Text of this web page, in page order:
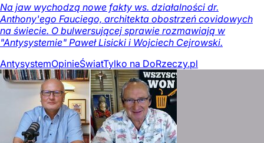
Na jaw wychodzą nowe fakty ws. działalności dr.
Anthony'ego Fauciego, architekta obostrzeń covidowych
na świecie. O bulwersującej sprawie rozmawiają w
"Antysystemie" Paweł Lisicki i Wojciech Cejrowski.
AntysystemOpinieŚwiatTylko na DoRzeczy.pl